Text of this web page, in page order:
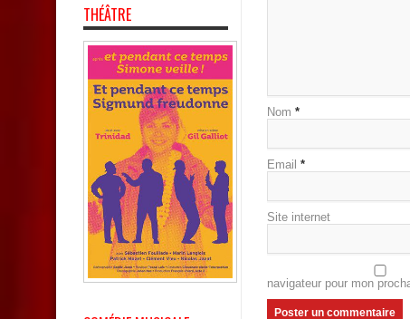
Nom *
Email *
Site internet
navigateur pour mon
THÉÂTRE